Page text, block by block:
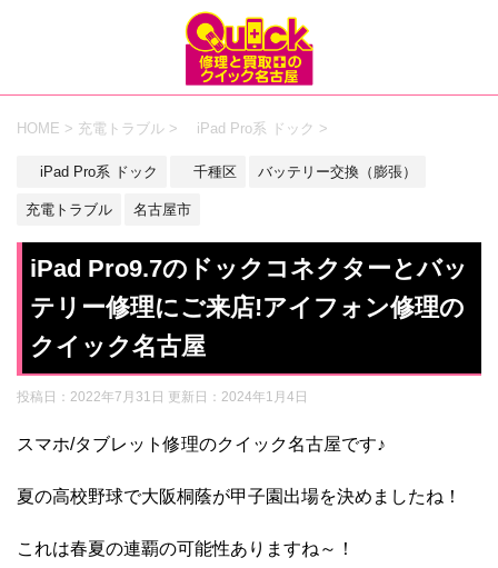
HOME > 充電トラブル > iPad Pro系 ドック >
iPad Pro系 ドック 千種区 バッテリー交換（膨張）
充電トラブル 名古屋市
iPad Pro9.7のドックコネクターとバッ
テリー修理にご来店!アイフォン修理の
クイック名古屋
投稿日：2022年7月31日 更新日： 2024年1月4日
スマホ/タブレット修理のクイック名古屋です♪
夏の高校野球で大阪桐蔭が甲子園出場を決めましたね！
これは春夏の連覇の可能性ありますね～！